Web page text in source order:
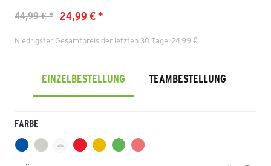
24,99 € *
44,99 € *
Niedrigster Gesamtpreis der letzten 30 Tage: 24,99 €
EINZELBESTELLUNG TEAMBESTELLUNG
FARBE